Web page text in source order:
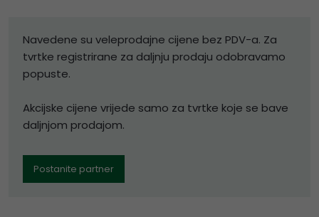
Navedene su veleprodajne cijene bez PDV-a. Za
tvrtke registrirane za daljnju prodaju odobravamo
popuste.
Akcijske cijene vrijede samo za tvrtke koje se bave
daljnjom prodajom.
Postanite partner